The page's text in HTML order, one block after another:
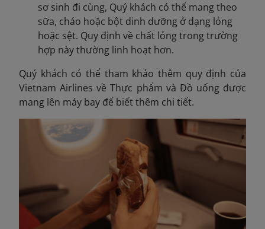
sơ sinh đi cùng, Quý khách có thể mang theo
sữa, cháo hoặc bột dinh dưỡng ở dạng lỏng
hoặc sệt. Quy định về chất lỏng trong trường
hợp này thường linh hoạt hơn.
Quý khách có thể tham khảo thêm quy định của
Vietnam Airlines về Thực phẩm và Đồ uống được
mang lên máy bay để biết thêm chi tiết.